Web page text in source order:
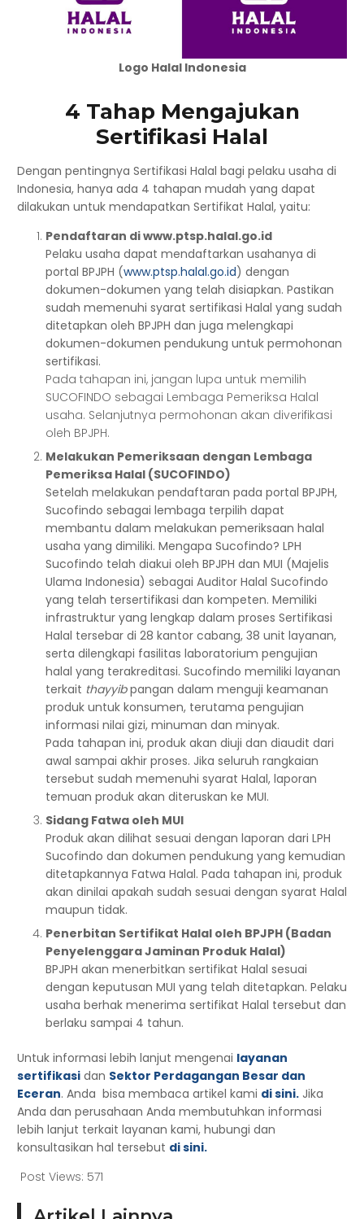
Logo Halal Indonesia
4 Tahap Mengajukan
Sertifikasi Halal
Dengan pentingnya Sertifikasi Halal bagi pelaku usaha di
Indonesia, hanya ada 4 tahapan mudah yang dapat
dilakukan untuk mendapatkan Sertifikat Halal, yaitu:
Pendaftaran di www.ptsp.halal.go.id
Pelaku usaha dapat mendaftarkan usahanya di
portal BPJPH (www.ptsp.halal.go.id) dengan
dokumen-dokumen yang telah disiapkan. Pastikan
sudah memenuhi syarat sertifikasi Halal yang sudah
ditetapkan oleh BPJPH dan juga melengkapi
dokumen-dokumen pendukung untuk permohonan
sertifikasi.
Pada tahapan ini, jangan lupa untuk memilih
SUCOFINDO sebagai Lembaga Pemeriksa Halal
usaha. Selanjutnya permohonan akan diverifikasi
oleh BPJPH.
Melakukan Pemeriksaan dengan Lembaga
Pemeriksa Halal (SUCOFINDO)
Setelah melakukan pendaftaran pada portal BPJPH,
Sucofindo sebagai lembaga terpilih dapat
membantu dalam melakukan pemeriksaan halal
usaha yang dimiliki. Mengapa Sucofindo? LPH
Sucofindo telah diakui oleh BPJPH dan MUI (Majelis
Ulama Indonesia) sebagai Auditor Halal Sucofindo
yang telah tersertifikasi dan kompeten. Memiliki
infrastruktur yang lengkap dalam proses Sertifikasi
Halal tersebar di 28 kantor cabang, 38 unit layanan,
serta dilengkapi fasilitas laboratorium pengujian
halal yang terakreditasi. Sucofindo memiliki layanan
terkait thayyibpangan dalam menguji keamanan
produk untuk konsumen, terutama pengujian
informasi nilai gizi, minuman dan minyak.
Pada tahapan ini, produk akan diuji dan diaudit dari
awal sampai akhir proses. Jika seluruh rangkaian
tersebut sudah memenuhi syarat Halal, laporan
temuan produk akan diteruskan ke MUI.
Sidang Fatwa oleh MUI
Produk akan dilihat sesuai dengan laporan dari LPH
Sucofindo dan dokumen pendukung yang kemudian
ditetapkannya Fatwa Halal. Pada tahapan ini, produk
akan dinilai apakah sudah sesuai dengan syarat Halal
maupun tidak.
Penerbitan Sertifikat Halal oleh BPJPH (Badan
Penyelenggara Jaminan Produk Halal)
BPJPH akan menerbitkan sertifikat Halal sesuai
dengan keputusan MUI yang telah ditetapkan. Pelaku
usaha berhak menerima sertifikat Halal tersebut dan
berlaku sampai 4 tahun.
Untuk informasi lebih lanjut mengenai layanan
sertifikasi dan Sektor Perdagangan Besar dan
Eceran. Anda bisa membaca artikel kami di sini. Jika
Anda dan perusahaan Anda membutuhkan informasi
lebih lanjut terkait layanan kami, hubungi dan
konsultasikan hal tersebut di sini.
Post Views: 571